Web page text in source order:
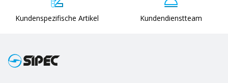
Kundenspezifische Artikel Kundendienstteam